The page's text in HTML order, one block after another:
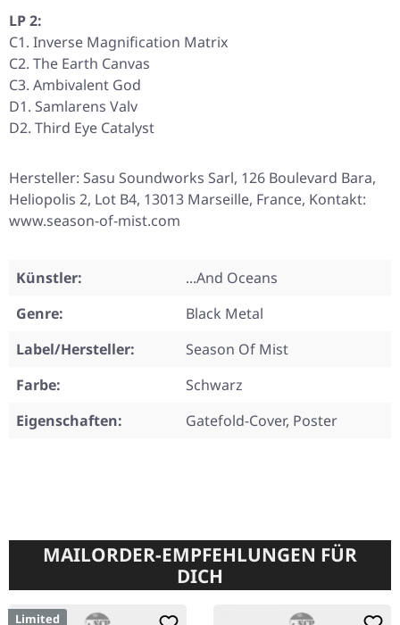
LP 2:
C1. Inverse Magnification Matrix
C2. The Earth Canvas
C3. Ambivalent God
D1. Samlarens Valv
D2. Third Eye Catalyst
Hersteller: Sasu Soundworks Sarl, 126 Boulevard Bara,
Heliopolis 2, Lot B4, 13013 Marseille, France, Kontakt:
www.season-of-mist.com
Künstler:
...And Oceans
Genre:
Black Metal
Label/Hersteller:
Season Of Mist
Farbe:
Schwarz
Eigenschaften:
Gatefold-Cover, Poster
MAILORDER-EMPFEHLUNGEN FÜR
DICH
Limited